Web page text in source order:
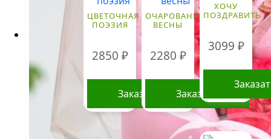
ЦВЕТОЧНАЯ
ПОЭЗИЯ
2850 ₽
Заказать
ОЧАРОВАНИЕ
ВЕСНЫ
2280 ₽
Заказать
ХОЧУ
ПОЗДРАВИТЬ
3099 ₽